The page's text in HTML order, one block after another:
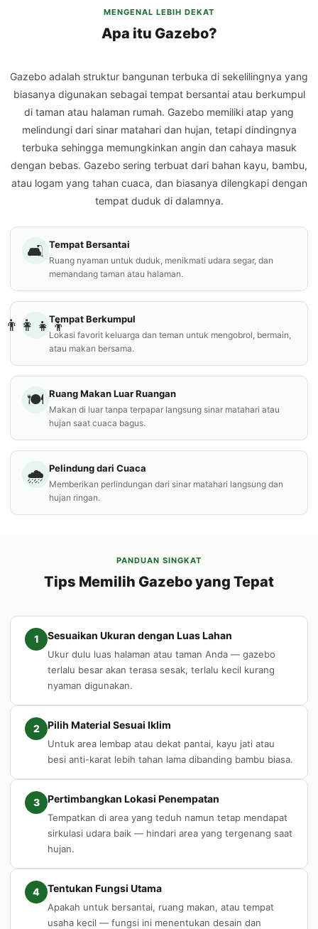
MENGENAL LEBIH DEKAT
Apa itu Gazebo?
Gazebo adalah struktur bangunan terbuka di sekelilingnya yang
biasanya digunakan sebagai tempat bersantai atau berkumpul
di taman atau halaman rumah. Gazebo memiliki atap yang
melindungi dari sinar matahari dan hujan, tetapi dindingnya
terbuka sehingga memungkinkan angin dan cahaya masuk
dengan bebas. Gazebo sering terbuat dari bahan kayu, bambu,
atau logam yang tahan cuaca, dan biasanya dilengkapi dengan
tempat duduk di dalamnya.
🛋️ Tempat Bersantai
Ruang nyaman untuk duduk, menikmati udara segar, dan
memandang taman atau halaman.
👨‍👩‍👧‍👦Tempat Berkumpul
Lokasi favorit keluarga dan teman untuk mengobrol, bermain,
atau makan bersama.
🍽️ Ruang Makan Luar Ruangan
Makan di luar tanpa terpapar langsung sinar matahari atau
hujan saat cuaca bagus.
🌧️ Pelindung dari Cuaca
Memberikan perlindungan dari sinar matahari langsung dan
hujan ringan.
PANDUAN SINGKAT
Tips Memilih Gazebo yang Tepat
1 Sesuaikan Ukuran dengan Luas Lahan
Ukur dulu luas halaman atau taman Anda — gazebo
terlalu besar akan terasa sesak, terlalu kecil kurang
nyaman digunakan.
2 Pilih Material Sesuai Iklim
Untuk area lembap atau dekat pantai, kayu jati atau
besi anti-karat lebih tahan lama dibanding bambu biasa.
3 Pertimbangkan Lokasi Penempatan
Tempatkan di area yang teduh namun tetap mendapat
sirkulasi udara baik — hindari area yang tergenang saat
hujan.
4 Tentukan Fungsi Utama
Apakah untuk bersantai, ruang makan, atau tempat
usaha kecil — fungsi ini menentukan desain dan